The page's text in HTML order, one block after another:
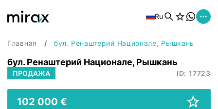
Ru
Главная бул. Ренаштерий Национале, Рышкань
бул. Ренаштерий Национале, Рышкань
ПРОДАЖА ID: 17723
102 000 €